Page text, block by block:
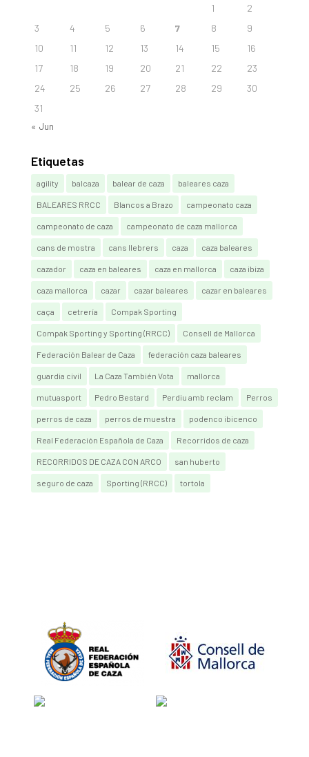
1
2
3
4 5 6 7 8
9
10
11 12 13 14 15
16
17
18 19 20 21 22
23
24
25 26 27 28 29
30
31
« Jun
Etiquetas
agility balcaza balear de caza baleares caza
BALEARES RRCC Blancos a Brazo campeonato caza
campeonato de caza campeonato de caza mallorca
cans de mostra cans llebrers caza caza baleares
cazador caza en baleares caza en mallorca caza ibiza
caza mallorca cazar cazar baleares cazar en baleares
caça cetrería Compak Sporting
Compak Sporting y Sporting (RRCC) Consell de Mallorca
Federación Balear de Caza federación caza baleares
guardia civil La Caza También Vota mallorca
mutuasport Pedro Bestard Perdiu amb reclam Perros
perros de caza perros de muestra podenco ibicenco
Real Federación Española de Caza Recorridos de caza
RECORRIDOS DE CAZA CON ARCO san huberto
seguro de caza Sporting (RRCC) tortola